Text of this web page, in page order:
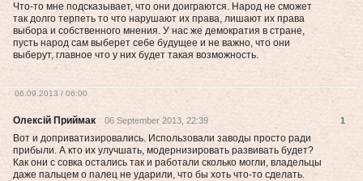
Что-то мне подсказывает, что они доиграются. Народ не сможет
так долго терпеть то что нарушают их права, лишают их права
выбора и собственного мнения. У нас же демократия в стране,
пусть народ сам выберет себе будущее и не важно, что они
выберут, главное что у них будет такая возможность.
06.09.2013 / 06:00
Олексій Приймак 06 September 2013, 22:39
Вот и доприватизировались. Использовали заводы просто ради
прибыли. А кто их улучшать, модернизировать развивать будет?
Как они с совка остались так и работали сколько могли, владельцы
даже пальцем о палец не ударили, что бы хоть что-то сделать.
1